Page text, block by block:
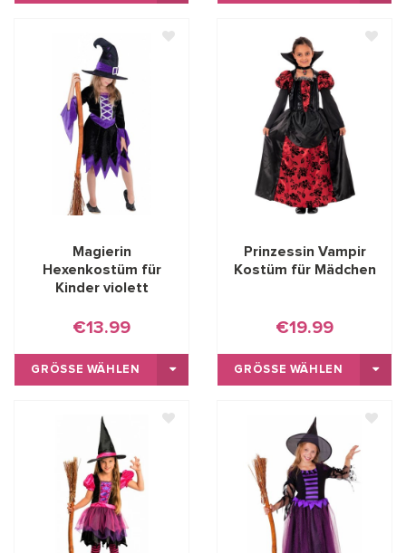
Magierin
Hexenkostüm für
Kinder violett
€13.99
GRÖSSE WÄHLEN
Prinzessin Vampir
Kostüm für Mädchen
€19.99
GRÖSSE WÄHLEN